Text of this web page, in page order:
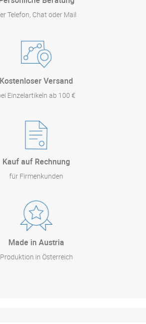
Telefon, Chat oder Mail
Kostenloser Versand
Einzelartikeln ab 100 €
Kauf auf Rechnung
für Firmenkunden
Made in Austria
Produktion in Österreich